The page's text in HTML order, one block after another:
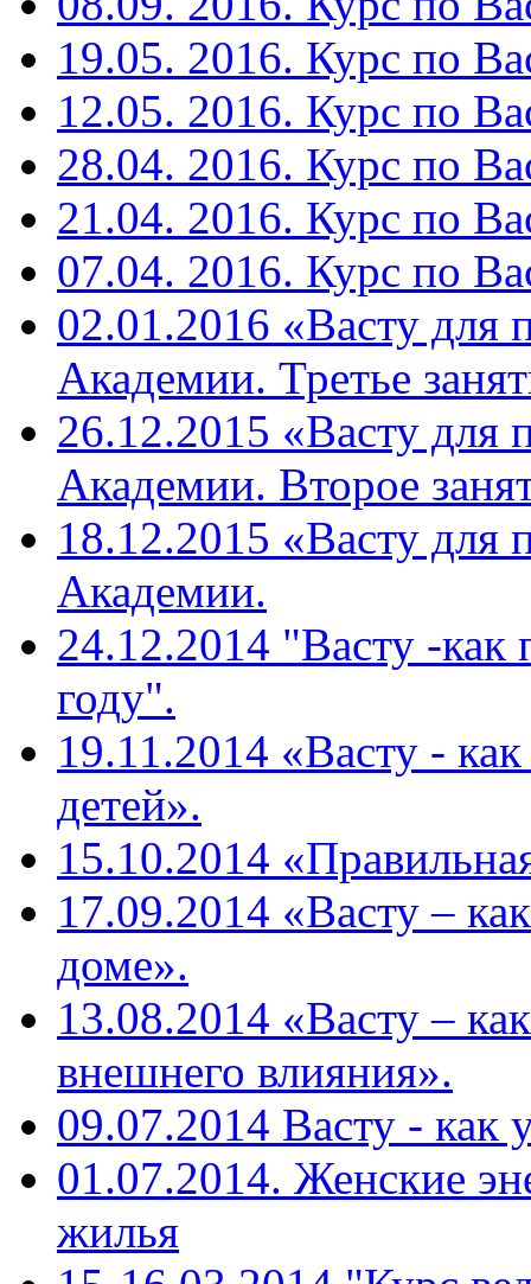
19.05. 2016. Курс по
12.05. 2016. Курс по
28.04. 2016. Курс по
21.04. 2016. Курс по
07.04. 2016. Курс по
02.01.2016 «Васту для
Академии. Третье
26.12.2015 «Васту для
Академии. Второе
18.12.2015 «Васту для
Академии.
24.12.2014 "Васту -как
году".
19.11.2014 «Васту -
детей».
15.10.2014
17.09.2014 «Васту –
доме».
13.08.2014 «Васту –
внешнего влияния».
09.07.2014 Васту - как
01.07.2014. Женские
жилья